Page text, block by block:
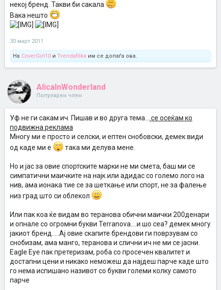
некој бренд. Такви би сакала
Вака нешто
30 март 2011
На CoverGirl10 и Trendafilka им се допаѓа ова.
AlicaInWonderland
Популарен член
Уф не ги сакам ич. Пишав и во друга тема...
.се осеќам ко
подвижна реклама
Многу ми е просто и селски, и ептен снобовски, демек види
од каде ми е
така ми делува мене.
Но и јас за овие спортските марки не ми смета, баш ми се
симпатични маичките на најк или адидас со големо лого на
нив, ама ионака тие се за шеткање или спорт, не за фалење
низ град што си облекол
Или пак коа ќе видам во теранова обични маички 200денари
и опнале со огромни букви Terranova....и шо сеа? демек многу
јакиот бренд.....Ај овие скапите брендови ги поврзувам со
снобизам, ама манго, теранова и слични ич не ми се јасни.
Eagle Eye пак претеризам, роба со просечен квалитет и
достапни цени и никако неможеш да најдеш парче каде што
го нема испишано називот со букви големи колку самото
парче